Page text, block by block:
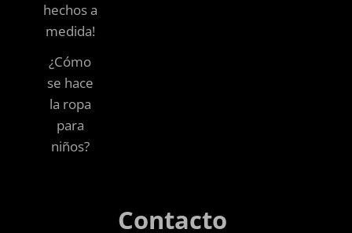
hechos a
medida!
¿Cómo
se hace
la ropa
para
niños?
Contacto